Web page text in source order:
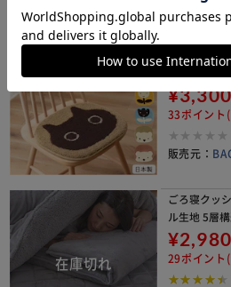
わいい 通販
ko matano
ト
ン 椅子 クッ
33ポイント
販売元：
ごろ寝クッ
ル生地 5層
¥2,980
29ポイント